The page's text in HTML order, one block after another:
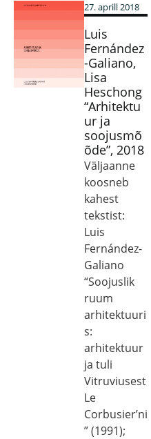
27. aprill 2018
Luis
Fernández
-Galiano,
Lisa
Heschong
“Arhitektu
ur ja
soojusmõ
õde”, 2018
Väljaanne
koosneb
kahest
tekstist:
Luis
Fernández-
Galiano
“Soojuslik
ruum
arhitektuuri
s:
arhitektuur
ja tuli
Vitruviusest
Le
Corbusier’ni
” (1991);